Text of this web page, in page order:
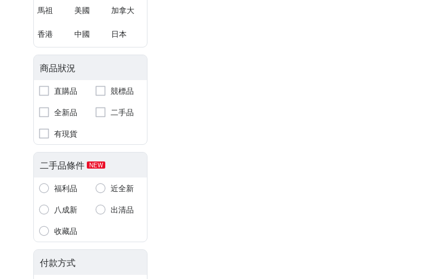
馬祖 美國 加拿大
香港 中國 日本
商品狀況
直購品
競標品
全新品
二手品
有現貨
二手品條件 NEW
福利品
近全新
八成新
出清品
收藏品
付款方式